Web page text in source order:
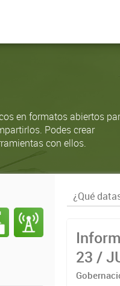
en formatos abiertos
Podes crear
con ellos.
23 /